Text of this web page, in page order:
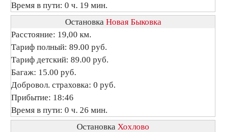
Время в пути: 0 ч. 19 мин.
Остановка Новая Быковка
Расстояние: 19,00 км.
Тариф полный: 89.00 руб.
Тариф детский: 89.00 руб.
Багаж: 15.00 руб.
Добровол. страховка: 0 руб.
Прибытие: 18:46
Время в пути: 0 ч. 26 мин.
Остановка Хохлово